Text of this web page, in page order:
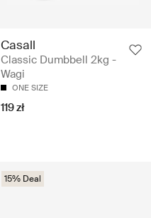
Casall
Classic Dumbbell 2kg -
Wagi
ONE SIZE
119 zł
15% Deal